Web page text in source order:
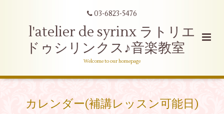
03-6823-5476
l'atelier de syrinx ラトリエ
ドゥシリンクス♪音楽教室
Welcome to our homepage
カレンダー(補講レッスン可能日)